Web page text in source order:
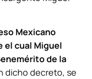
Mexicano
el cual Miguel
de la
dicho decreto, se